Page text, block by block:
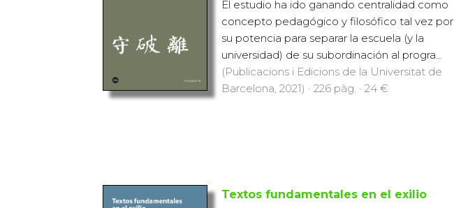
El estudio ha ido ganando centralidad como
concepto pedagógico y filosófico tal vez por
su potencia para separar la escuela (y la
universidad) de su subordinación al progra...
(Publicacions i Edicions de la Universitat de
Barcelona, 2021) · 226 pàg. · 24 €
Textos fundamentales en el exilio